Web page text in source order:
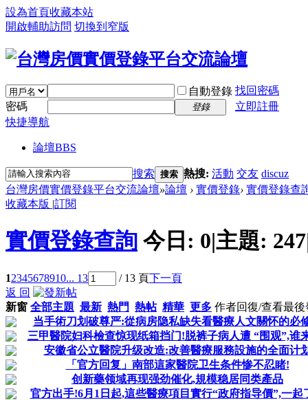
設為首頁收藏本站
開啟輔助訪問 切換到窄版
自動登錄 找回密碼
密碼
登錄
立即註冊
快捷導航
論壇BBS
搜索 搜索 熱搜: 活動 交友 discuz
台灣房價實價登錄平台交流論壇»論壇 › 實價登錄› 實價登錄查
收藏本版 |訂閱
實價登錄查詢 今日: 0|主題: 247
12345678910... 13 / 13 頁下一頁
返 回
新窗 全部主題 最新 熱門 熱帖 精華 更多 作者回復/查看最後
当手術刀划破尊严:從病房隐私缺失看醫療人文關怀的必
三甲醫院妇科檢查惊现纸箱挡门!脱裤子病人遭 “围观”,谁
安徽省公立醫院升级改造:改善醫療服務設施的全面计
「官方回复」南部這家醫院卫生条件惨不忍睹!
创新藥领域再现强劲催化,規模稳居同类產品
官方出手!6月1日起,這些醫療項目實行“政府指导價”,一起